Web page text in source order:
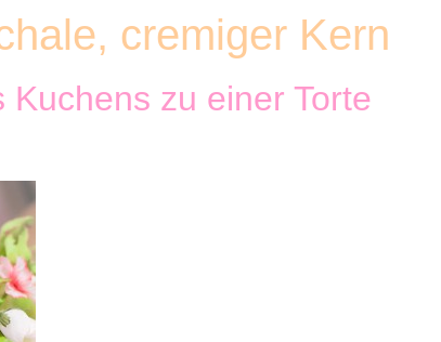
cremiger Kern
Kuchens zu einer Torte